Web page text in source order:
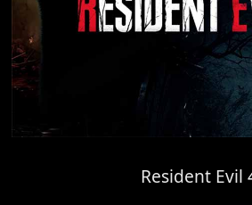
Resident Evil